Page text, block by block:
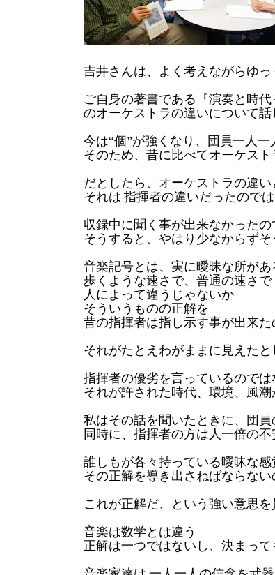
吉井さんは、よく考えながらゆ
ご自身の著書である『演奏と時代
のオーケストラの違いについて
今は“個”が強くなり、団員一人
そのため、昔に比べてオーケス
だとしたら、オーケストラの違い
それは 指揮者の違いだったので
収録中に聞く事が出来なかった
そうすると、やはり少なからず
音楽記号とは、 実に曖昧な所があ
歩くような速さで、 普通の速さで
人によって違うじゃないか
そういうものの正解を
昔の指揮者は指し示す事が出来
それがたとえわがままに見えたと
指揮者の優劣を言っているのでは
それが許された時代、 環境、 風潮
私はその話を聞いたときに、 団
同時に、 指揮者の方は人一倍の
誰しもが各々持っている曖昧な感
その正解を導き出さねばならない
これが正解だ、
という強い意思
音楽は数学とは違う
正解は一つではないし 、 決まって